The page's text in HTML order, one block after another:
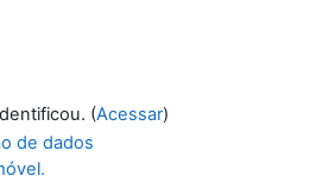
(Acessar)
de dados